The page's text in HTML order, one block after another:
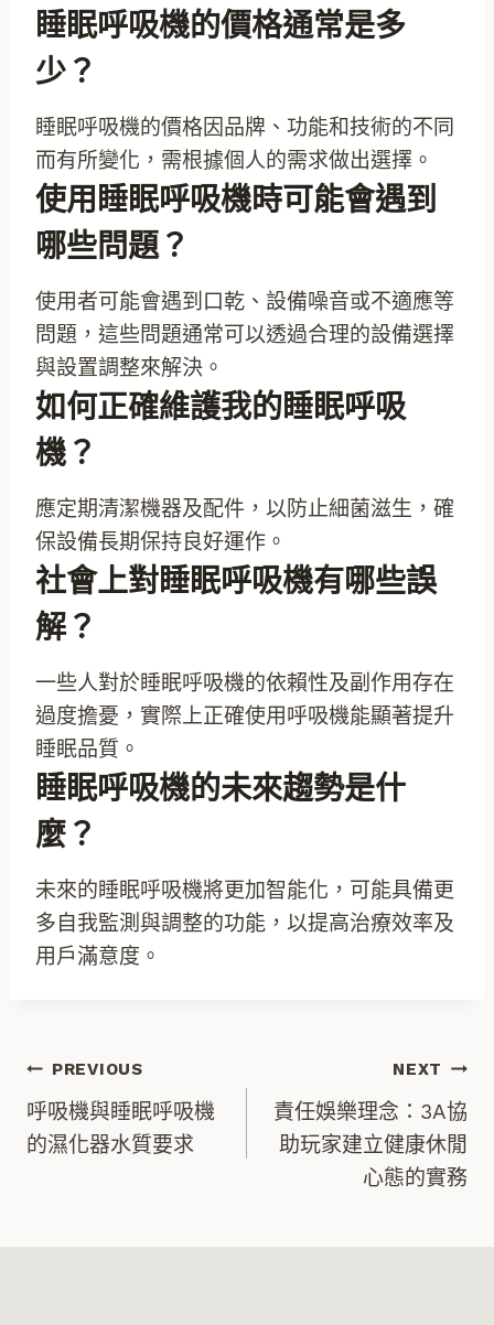
睡眠呼吸機的價格通常是多
少？
睡眠呼吸機的價格因品牌、功能和技術的不同
而有所變化，需根據個人的需求做出選擇。
使用睡眠呼吸機時可能會遇到
哪些問題？
使用者可能會遇到口乾、設備噪音或不適應等
問題，這些問題通常可以透過合理的設備選擇
與設置調整來解決。
如何正確維護我的睡眠呼吸
機？
應定期清潔機器及配件，以防止細菌滋生，確
保設備長期保持良好運作。
社會上對睡眠呼吸機有哪些誤
解？
一些人對於睡眠呼吸機的依賴性及副作用存在
過度擔憂，實際上正確使用呼吸機能顯著提升
睡眠品質。
睡眠呼吸機的未來趨勢是什
麼？
未來的睡眠呼吸機將更加智能化，可能具備更
多自我監測與調整的功能，以提高治療效率及
用戶滿意度。
文
章
PREVIOUS
呼吸機與睡眠呼吸機
的濕化器水質要求
NEXT
責任娛樂理念：3A協
助玩家建立健康休閒
心態的實務